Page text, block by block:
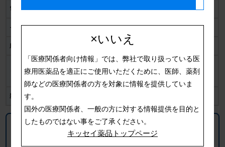
電子添文 2025/05 更新
インタビューフォーム 2025/05 更新
服薬指導箋 服薬指導箋一覧
くすりのしおり
日本語版
英語版
新医薬品の「使用上の注意」の解説
安全性情報提供システム
KISSEI Safety LINK
×いいえ
「医療関係者向け情報」では、弊社で取り扱っている医
療用医薬品を適正にご使用いただくために、医師、薬剤
師などの医療関係者の方を対象に情報を提供していま
す。
国外の医療関係者、一般の方に対する情報提供を目的と
したものではない事をご了承ください。
キッセイ薬品トップページ